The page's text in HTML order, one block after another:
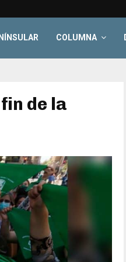
COLUMNA
de la